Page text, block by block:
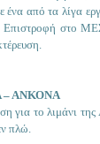
ένα από τα λίγα
στο
– ΑΝΚΟΝΑ
για το λιμάνι
πλώ.